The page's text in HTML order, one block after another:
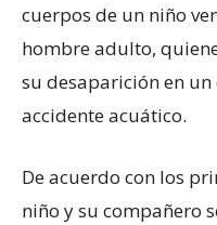
cuerpos de un niño
hombre adulto,
su desaparición en
accidente acuático.
De acuerdo con los
niño y su compañero